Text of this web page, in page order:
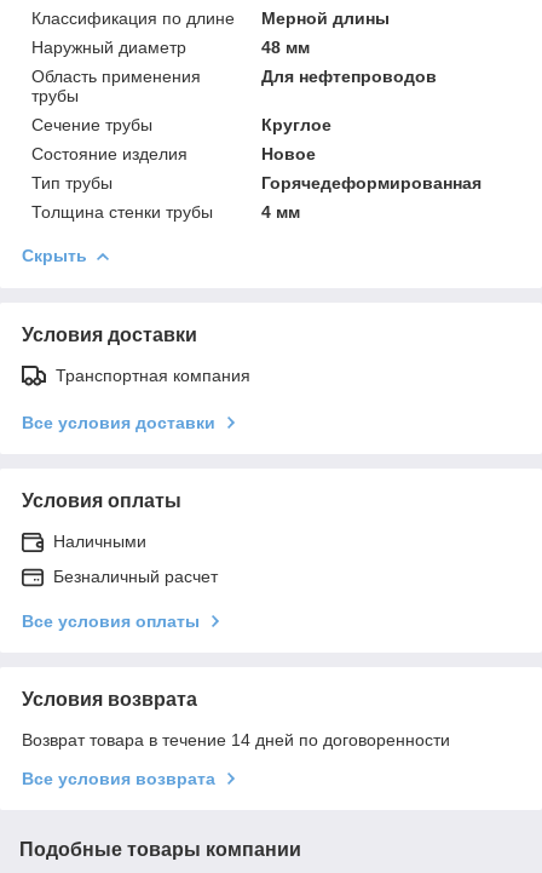
Классификация по длине
Мерной длины
Наружный диаметр
48 мм
Область применения
трубы
Для нефтепроводов
Сечение трубы
Круглое
Состояние изделия
Новое
Тип трубы
Горячедеформированная
Толщина стенки трубы
4 мм
Скрыть
Условия доставки
Транспортная компания
Все условия доставки
Условия оплаты
Наличными
Безналичный расчет
Все условия оплаты
Условия возврата
Возврат товара в течение 14 дней по договоренности
Все условия возврата
Подобные товары компании